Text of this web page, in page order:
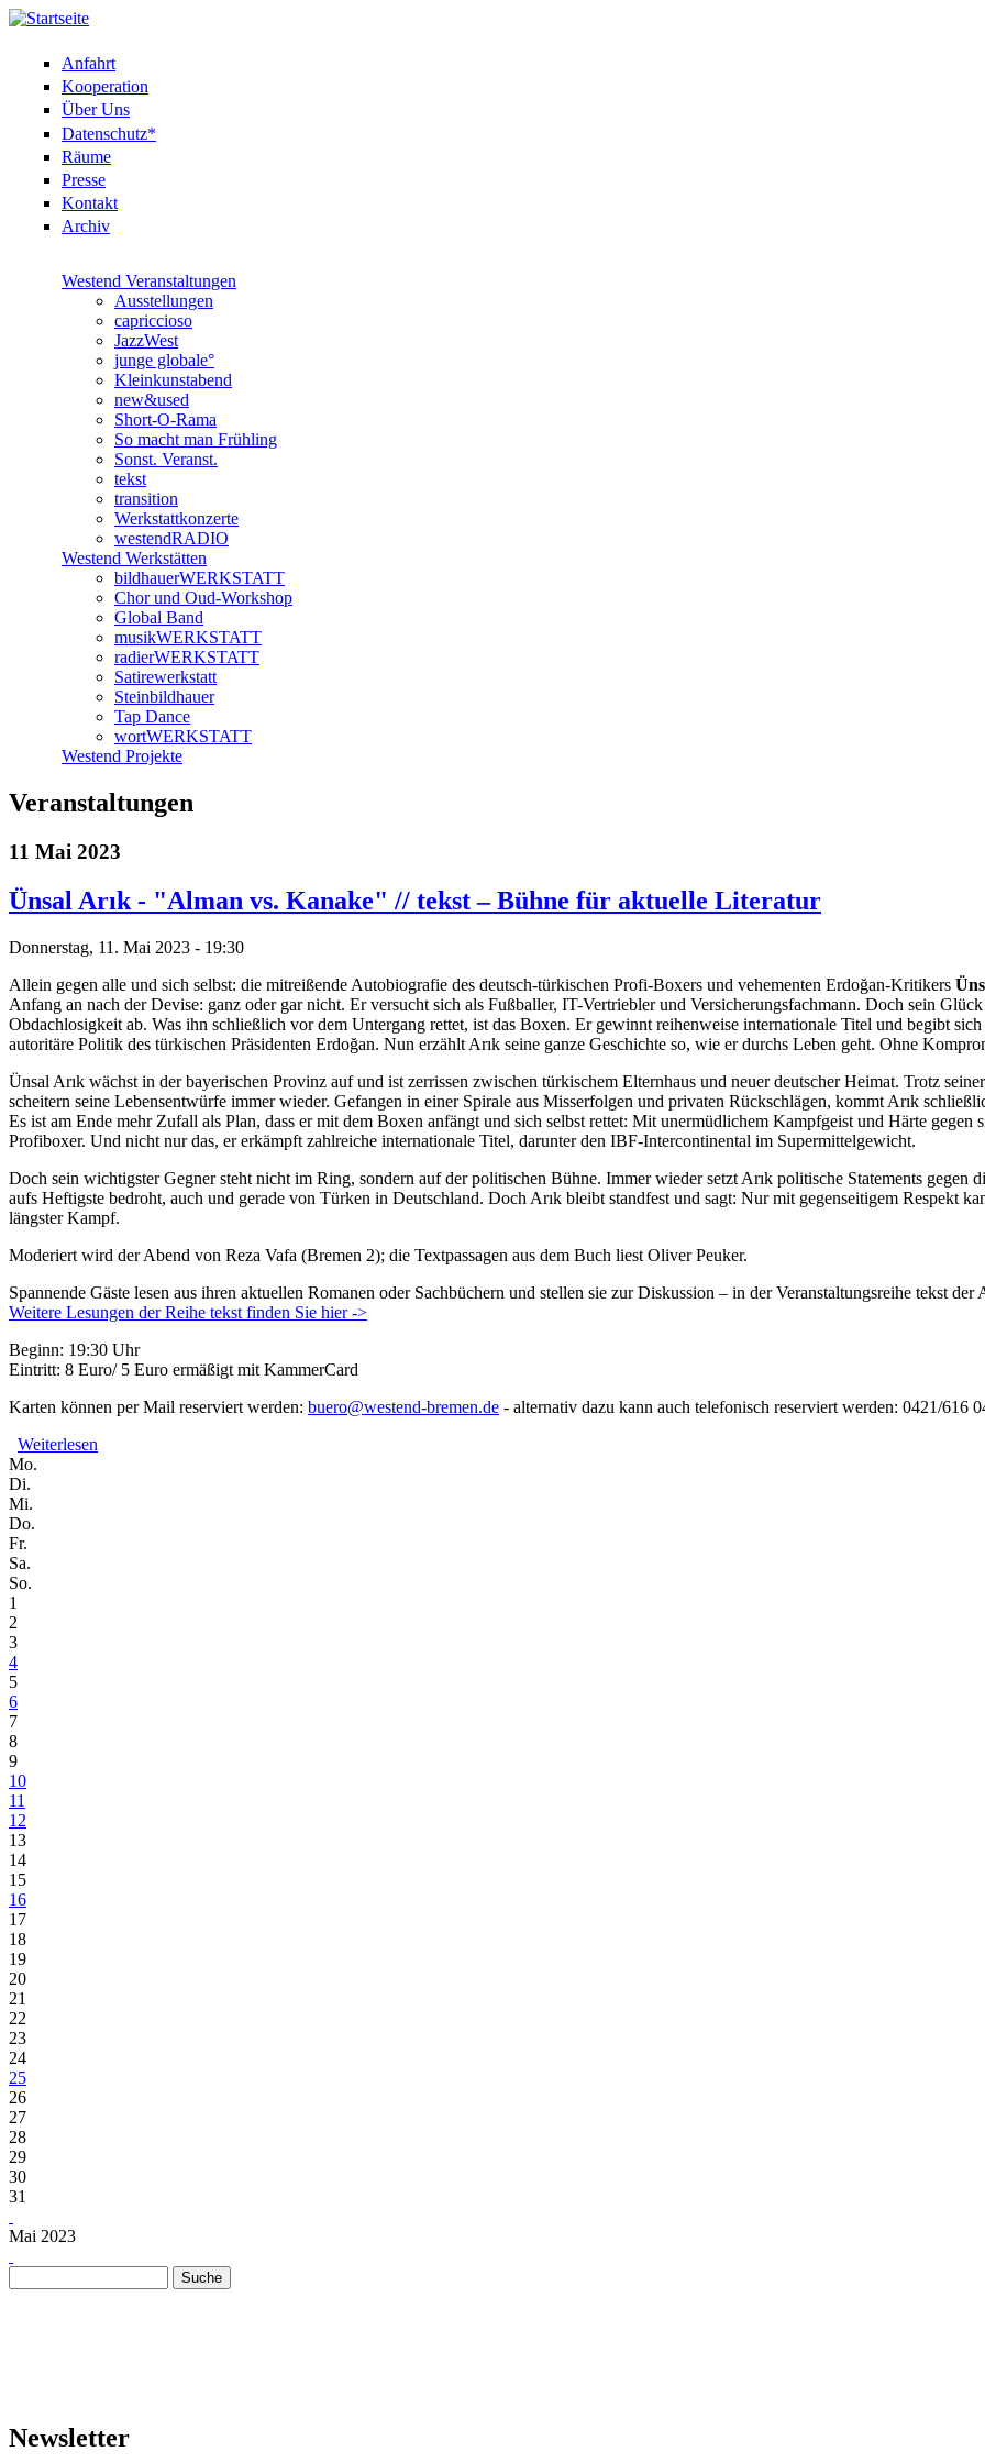
Anfahrt
Kooperation
Über Uns
Datenschutz*
Räume
Presse
Kontakt
Archiv
Westend Veranstaltungen
Ausstellungen
capriccioso
JazzWest
junge globale°
Kleinkunstabend
new&used
Short-O-Rama
So macht man Frühling
Sonst. Veranst.
tekst
transition
Werkstattkonzerte
westendRADIO
Westend Werkstätten
bildhauerWERKSTATT
Chor und Oud-Workshop
Global Band
musikWERKSTATT
radierWERKSTATT
Satirewerkstatt
Steinbildhauer
Tap Dance
wortWERKSTATT
Westend Projekte
Veranstaltungen
11 Mai 2023
Ünsal Arık - "Alman vs. Kanake" // tekst – Bühne für aktuelle Literatur
Donnerstag, 11. Mai 2023 - 19:30
Allein gegen alle und sich selbst: die mitreißende Autobiografie des deutsch-türkischen Profi-Boxers und vehementen Erdoğan-Kritikers
Anfang an nach der Devise: ganz oder gar nicht. Er versucht sich als Fußballer, IT-Vertriebler und Versicherungsfachmann. Doch sein
Obdachlosigkeit ab. Was ihn schließlich vor dem Untergang rettet, ist das Boxen. Er gewinnt reihenweise internationale Titel und begibt
autoritäre Politik des türkischen Präsidenten Erdoğan. Nun erzählt Arık seine ganze Geschichte so, wie er durchs Leben geht. Ohne
Ünsal Arık wächst in der bayerischen Provinz auf und ist zerrissen zwischen türkischem Elternhaus und neuer deutscher Heimat. Trotz
scheitern seine Lebensentwürfe immer wieder. Gefangen in einer Spirale aus Misserfolgen und privaten Rückschlägen, kommt Arık
Es ist am Ende mehr Zufall als Plan, dass er mit dem Boxen anfängt und sich selbst rettet: Mit unermüdlichem Kampfgeist und Härte
Profiboxer. Und nicht nur das, er erkämpft zahlreiche internationale Titel, darunter den IBF-Intercontinental im Supermittelgewicht.
Doch sein wichtigster Gegner steht nicht im Ring, sondern auf der politischen Bühne. Immer wieder setzt Arık politische Statements gegen
aufs Heftigste bedroht, auch und gerade von Türken in Deutschland. Doch Arık bleibt standfest und sagt: Nur mit gegenseitigem Respekt
längster Kampf.
Moderiert wird der Abend von Reza Vafa (Bremen 2); die Textpassagen aus dem Buch liest Oliver Peuker.
Spannende Gäste lesen aus ihren aktuellen Romanen oder Sachbüchern und stellen sie zur Diskussion – in der Veranstaltungsreihe tekst
Weitere Lesungen der Reihe tekst finden Sie hier ->
Beginn: 19:30 Uhr
Eintritt: 8 Euro/ 5 Euro ermäßigt mit KammerCard
Karten können per Mail reserviert werden: buero@westend-bremen.de - alternativ dazu kann auch telefonisch reserviert werden: 0421/616
Weiterlesen
Mo.
Di.
Mi.
Do.
Fr.
Sa.
So.
1
2
3
4
5
6
7
8
9
10
11
12
13
14
15
16
17
18
19
20
21
22
23
24
25
26
27
28
29
30
31
Mai 2023
Newsletter